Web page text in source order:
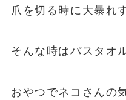
爪を切る時に大暴れ
そんな時はバスタオ
おやつでネコさんの